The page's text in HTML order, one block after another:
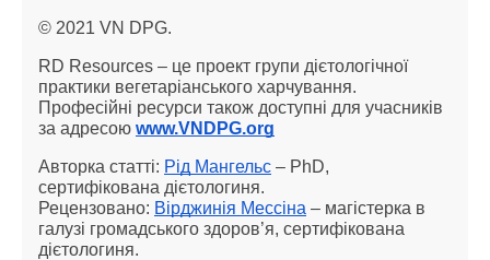
© 2021 VN DPG.
RD Resources – це проект групи дієтологічної
практики вегетаріанського харчування.
Професійні ресурси також доступні для учасників
за адресою www.VNDPG.org
Авторка статті: Рід Мангельс – PhD,
сертифікована дієтологиня.
Рецензовано: Вірджинія Мессіна – магістерка в
галузі громадського здоров’я, сертифікована
дієтологиня.